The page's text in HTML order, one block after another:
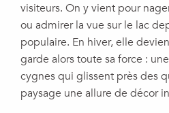
visiteurs. On y vient pour
ou admirer la vue sur le lac
populaire. En hiver, elle
garde alors toute sa force :
cygnes qui glissent près des
paysage une allure de décor